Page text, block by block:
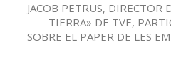
JACOB PETRUS, DIRECTOR
TIERRA» DE TVE,
SOBRE EL PAPER DE LES